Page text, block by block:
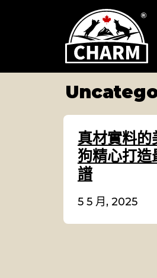
真材實料的
狗精心打造
譜​
5 5 月, 2025